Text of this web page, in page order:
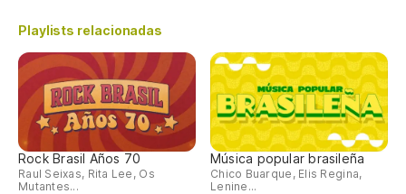
Playlists relacionadas
Rock Brasil Años 70
Raul Seixas, Rita Lee, Os
Mutantes...
Música popular brasileña
Chico Buarque, Elis Regina,
Lenine...